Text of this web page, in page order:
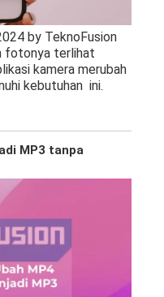
by TeknoFusion
fotonya terlihat
kamera merubah
kebutuhan ini.
MP3 tanpa